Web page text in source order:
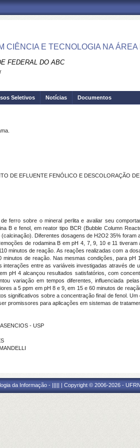
CIÊNCIA E TECNOLOGIA NA ÁREA
FEDERAL DO ABC
Seletivos Notícias Documentos
DE EFLUENTE FENÓLICO E DESCOLORAÇÃO
ferro sobre o mineral perlita e avaliar seu
B e fenol, em reator tipo BCR (Bubble Column
Diferentes dosagens de H2O2 35%
de rodamina B em pH 4, 7, 9, 10 e 11
minutos de reação. As reações realizadas com a
de reação. Nas mesmas condições, para
entre as variáveis investigadas através de
pH 4 alcançou resultados satisfatórios, com
variação em tempos diferentes, influenciada
a 5 ppm em pH 8 e 9, em 15 e 60 minutos de
significativos sobre a concentração final de fenol.
promissores para aplicações em sistemas de
- USP
da Informação - ||||| | Copyright © 2006-2026 -